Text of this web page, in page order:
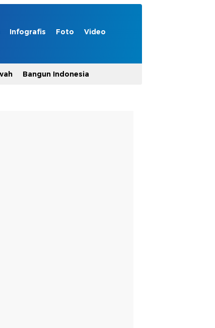
Infografis Foto Video
Bangun Indonesia